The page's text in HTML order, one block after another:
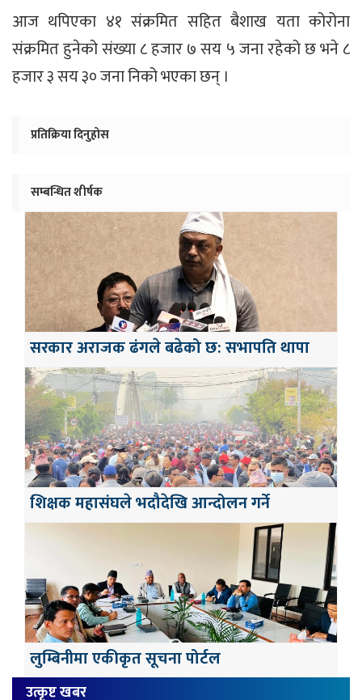
आज थपिएका ४१ संक्रमित सहित बैशाख यता कोरोना
संक्रमित हुनेको संख्या ८ हजार ७ सय ५ जना रहेको छ भने ८
हजार ३ सय ३० जना निको भएका छन् ।
प्रतिक्रिया दिनुहोस
सम्बन्धित शीर्षक
सरकार अराजक ढंगले बढेको छ: सभापति थापा
शिक्षक महासंघले भदौदेखि आन्दोलन गर्ने
लुम्बिनीमा एकीकृत सूचना पोर्टल
उत्कृष्ट खबर